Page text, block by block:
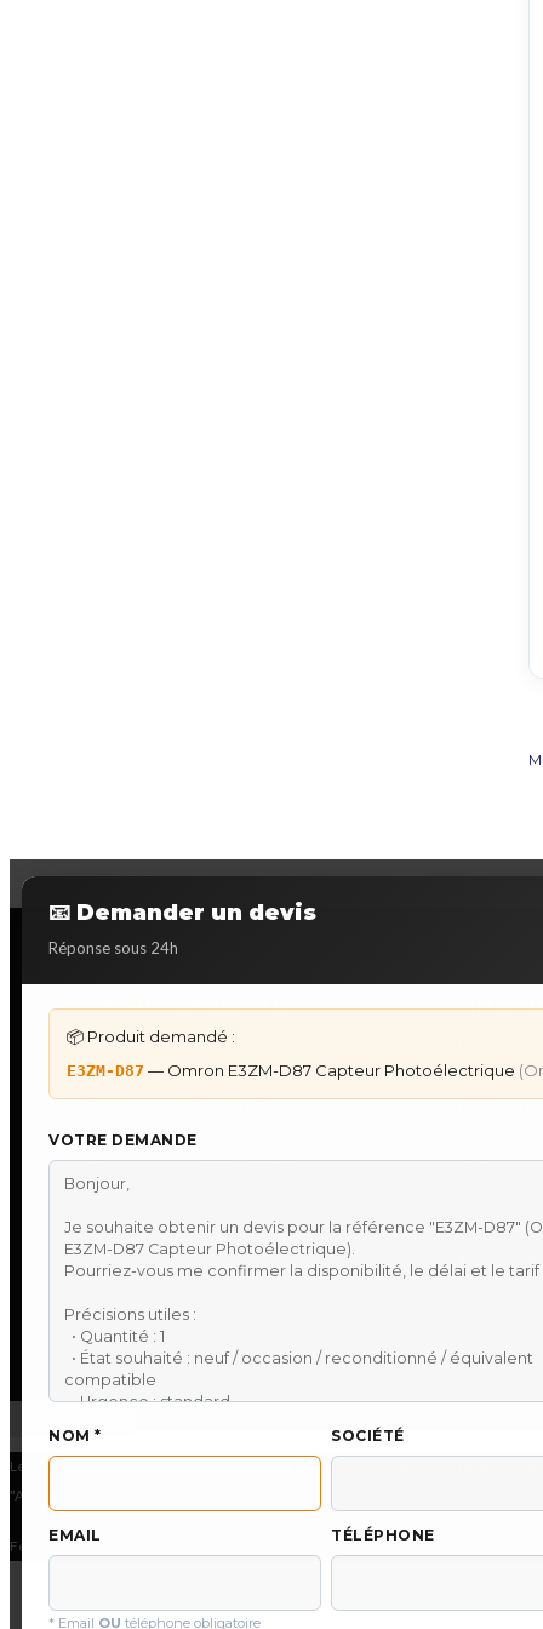
📧 Demander un devis
Réponse sous 24h
📦 Produit demandé :
E3ZM-D87 — Omron E3ZM-D87 Capteur Photoélectrique
VOTRE DEMANDE
NOM * SOCIÉTÉ
EMAIL TÉLÉPHONE
* Email OU téléphone obligatoire
DÉPANNAGE AUTOMATES
Dépannage Siemens S7
Dépannage Schneider Modicon
Dépannage Omron Sysmac
Dépannage Mitsubishi Melsec
Dépannage ABB AC500
IHM &
IHM
★
●
●
Vente
Les paramètres des cookies sur ce site sont définis sur « accepter les cookies »
"Accepter" ci-dessous, vous consentez à cela.
Fermer